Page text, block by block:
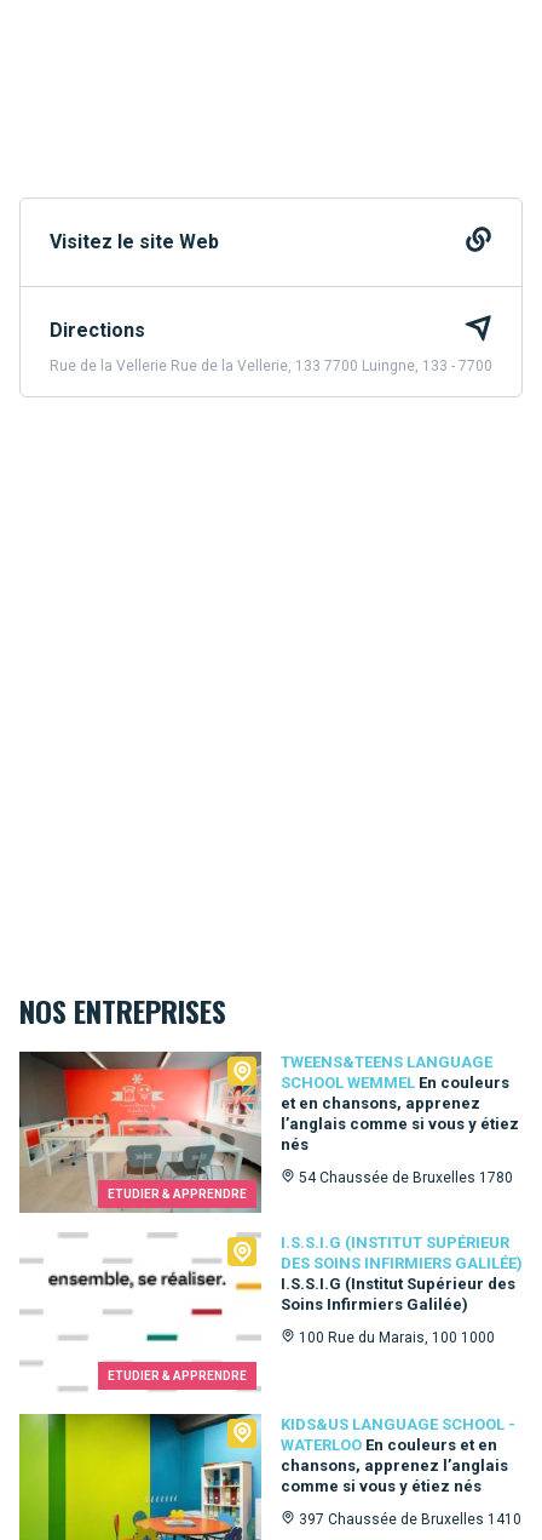
Visitez le site Web
Directions
Rue de la Vellerie Rue de la Vellerie, 133 7700 Luingne, 133 - 7700
NOS ENTREPRISES
ETUDIER & APPRENDRE
TWEENS&TEENS LANGUAGE
SCHOOL WEMMEL En couleurs
et en chansons, apprenez
l’anglais comme si vous y étiez
nés
54 Chaussée de Bruxelles 1780
Tweens&Teens language school Wemmel
ETUDIER & APPRENDRE
I.S.S.I.G (INSTITUT SUPÉRIEUR
DES SOINS INFIRMIERS GALILÉE)
I.S.S.I.G (Institut Supérieur des
Soins Infirmiers Galilée)
100 Rue du Marais, 100 1000
I.S.S.I.G (Institut Supérieur des Soins Infirmiers Galilée)
KIDS&US LANGUAGE SCHOOL -
WATERLOO En couleurs et en
chansons, apprenez l’anglais
comme si vous y étiez nés
397 Chaussée de Bruxelles 1410
Kids&Us language school - Waterloo